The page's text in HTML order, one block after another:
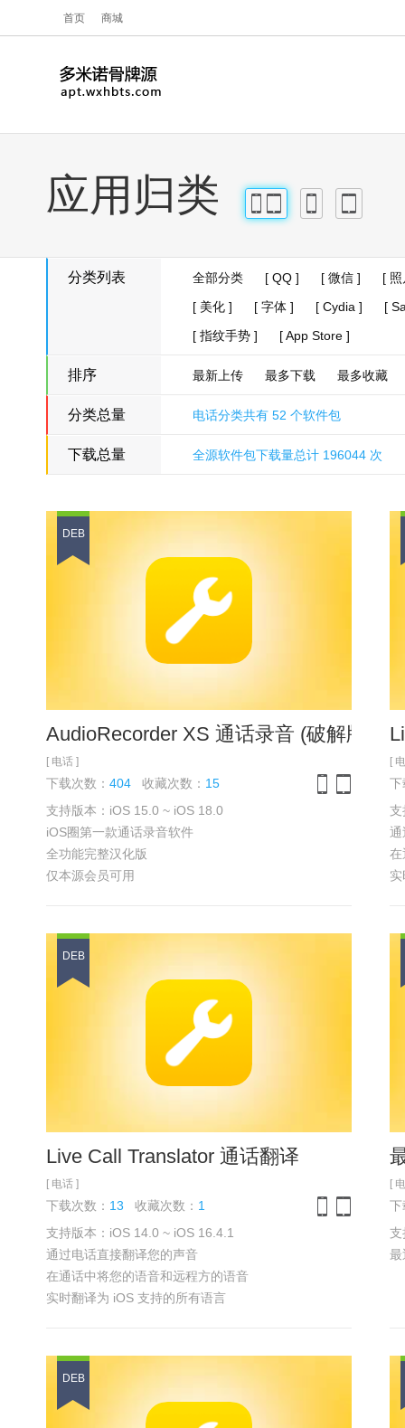
首页 商城
应用归类
分类列表 全部分类 [ QQ ] [ 微信 ]
[
[ 美化 ]
[ 字体 ] [ Cydia ]
[
[ 指纹手势 ]
[ App Store ]
排序 最新上传 最多下载 最多收藏
分类总量 电话分类共有 52 个软件包
下载总量 全源软件包下载量总计 196044 次
DEB
AudioRecorder XS 通话录音 (破解版)-
[ 电话 ]
下载次数： 404 收藏次数： 15
支持版本：iOS 15.0 ~ iOS 18.0
iOS圈第一款通话录音软件
全功能完整汉化版
仅本源会员可用
[
下
支
通
在
DEB
Live Call Translator 通话翻译
[ 电话 ]
下载次数： 13 收藏次数： 1
支持版本：iOS 14.0 ~ iOS 16.4.1
通过电话直接翻译您的声音
在通话中将您的语音和远程方的语音
实时翻译为 iOS 支持的所有语言
具体功能 参见
[
下
支
最
DEB